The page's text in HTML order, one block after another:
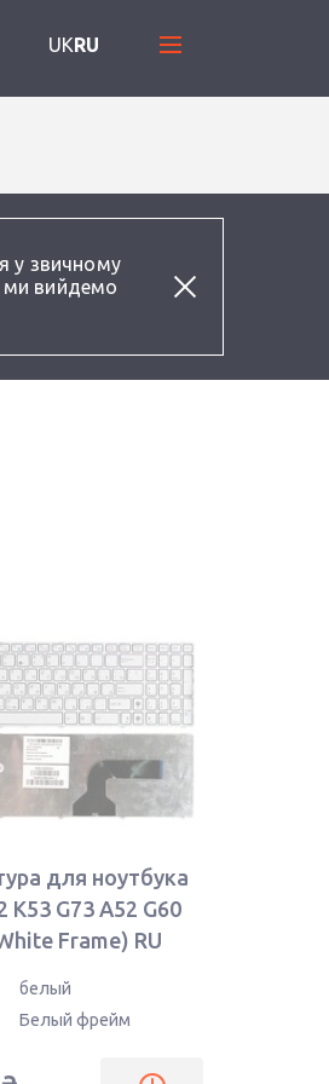
у звичному
ми вийдемо
UKRU
для ноутбука
K53 G73 A52 G60
Frame) RU
белый
Белый фрейм